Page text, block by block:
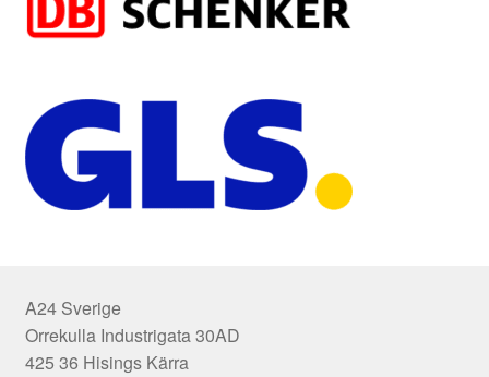
A24 Sverige
Orrekulla Industrigata 30AD
425 36 Hisings Kärra